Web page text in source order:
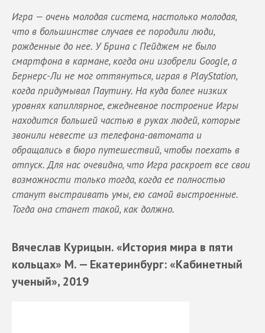
Игра — очень молодая система, настолько молодая,
что в большинстве случаев ее породили люди,
рожденные до нее. У Брина с Пейджем не было
смартфона в кармане, когда они изобрели Google, а
Бернерс-Ли не мог оттянуться, играя в PlayStation,
когда придумывал Паутину. На куда более низких
уровнях капиллярное, ежедневное построение Игры
находится большей частью в руках людей, которые
звонили невесте из телефона-автомата и
обращались в бюро путешествий, чтобы поехать в
отпуск. Для нас очевидно, что Игра раскроет все свои
возможности только тогда, когда ее полностью
станут выстраивать умы, ею самой выстроенные.
Тогда она станет такой, как должно.
Вячеслав Курицын. «История мира в пяти
кольцах» М. — Екатеринбург: «Кабинетный
ученый», 2019